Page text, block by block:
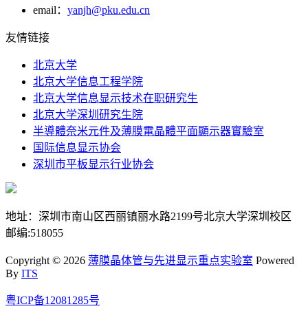
email： yanjh@pku.edu.cn
友情链接
北京大学
北京大学信息工程学院
北京大学信息显示技术在职研究生
北京大学深圳研究生院
半導體奈米元件及薄膜電晶體平面顯示器實驗室
国际信息显示协会
深圳市平板显示行业协会
地址：深圳市南山区西丽镇丽水路2199号北京大学深圳校区
邮编:518055
Copyright © 2026 薄膜晶体管与先进显示重点实验室 Powered
By ITS
粤ICP备12081285号